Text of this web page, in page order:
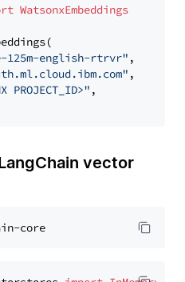
WatsonxEmbeddings
125m-english-rtrvr" ,
,
PROJECT_ID>" ,
vector